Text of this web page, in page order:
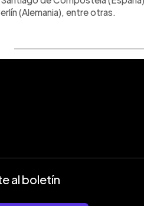
(Alemania), entre otras.
al boletín